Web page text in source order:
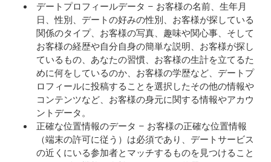
デートプロフィールデータ – お客様の名前、生年月
日、性別、デートの好みの性別、お客様が探している
関係のタイプ、お客様の写真、趣味や関心事、そして
お客様の経歴や自分自身の簡単な説明、お客様が探し
ているもの、あなたの習慣、お客様の生計を立てるた
めに何をしているのか、お客様の学歴など、デートプ
ロフィールに投稿することを選択したその他の情報や
コンテンツなど、お客様の身元に関する情報やアカウ
ントデータ。
正確な位置情報のデータ – お客様の正確な位置情報
（端末の許可に従う）は必須であり、デートサービス
の近くにいる参加者とマッチするものを見つけること